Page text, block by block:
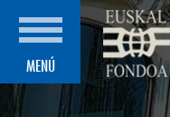
MENÚ